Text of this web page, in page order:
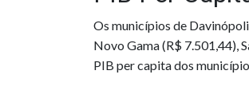
Os municípios de
Novo Gama (R$ 7.501,44),
PIB per capita dos